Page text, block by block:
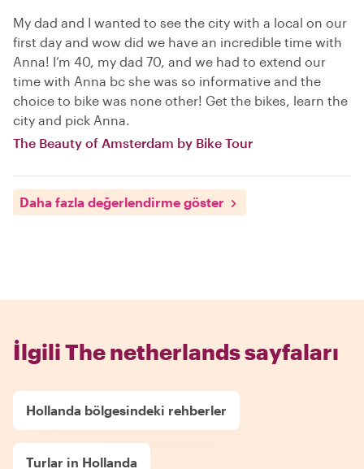
My dad and I wanted to see the city with a local on our
first day and wow did we have an incredible time with
Anna! I’m 40, my dad 70, and we had to extend our
time with Anna bc she was so informative and the
choice to bike was none other! Get the bikes, learn the
city and pick Anna.
The Beauty of Amsterdam by Bike Tour
Daha fazla değerlendirme göster
İlgili The netherlands sayfaları
Hollanda bölgesindeki rehberler
Turlar in Hollanda